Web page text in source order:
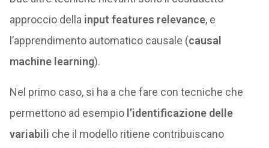
approccio della input features relevance, e
l’apprendimento automatico causale (causal
machine learning).
Nel primo caso, si ha a che fare con tecniche che
permettono ad esempio l’identificazione delle
variabili che il modello ritiene contribuiscano